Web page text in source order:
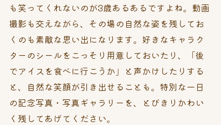
も笑ってくれないのが3歳あるあるですよね。動画
撮影も交えながら、その場の自然な姿を残してお
くのも素敵な思い出になります。好きなキャラク
ターのシールをこっそり用意しておいたり、「後
でアイスを食べに行こうか」と声かけしたりする
と、自然な笑顔が引き出せることも。特別な一日
の記念写真・写真ギャラリーを、とびきりかわい
く残してあげてください。